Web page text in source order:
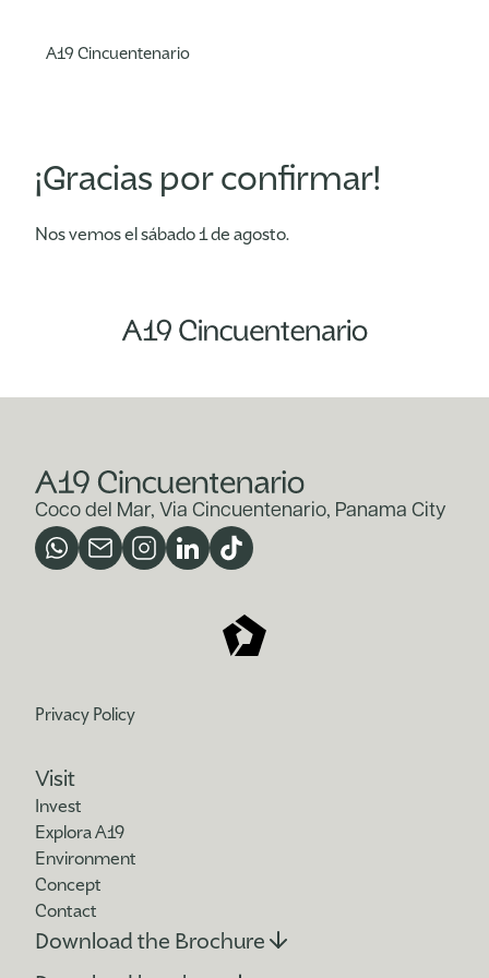
A19 Cincuentenario
¡Gracias por confirmar!
Nos vemos el sábado 1 de agosto.
Coco del Mar, Via Cincuentenario, Panama City
Privacy Policy
Visit
Invest
Explora A19
Environment
Concept
Contact
Download the Brochure